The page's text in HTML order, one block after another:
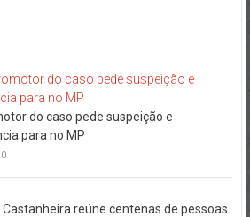
do caso pede suspeição e
para no MP
0
reúne centenas de pessoas